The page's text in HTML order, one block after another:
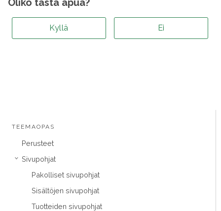
TEEMAOPAS
Perusteet
› Sivupohjat
Pakolliset sivupohjat
Sisältöjen sivupohjat
Tuotteiden sivupohjat
Oliko tästä apua?
Kyllä Ei